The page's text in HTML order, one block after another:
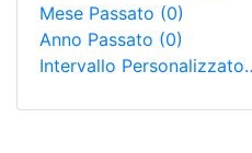
Mese Passato (0)
Anno Passato (0)
Intervallo